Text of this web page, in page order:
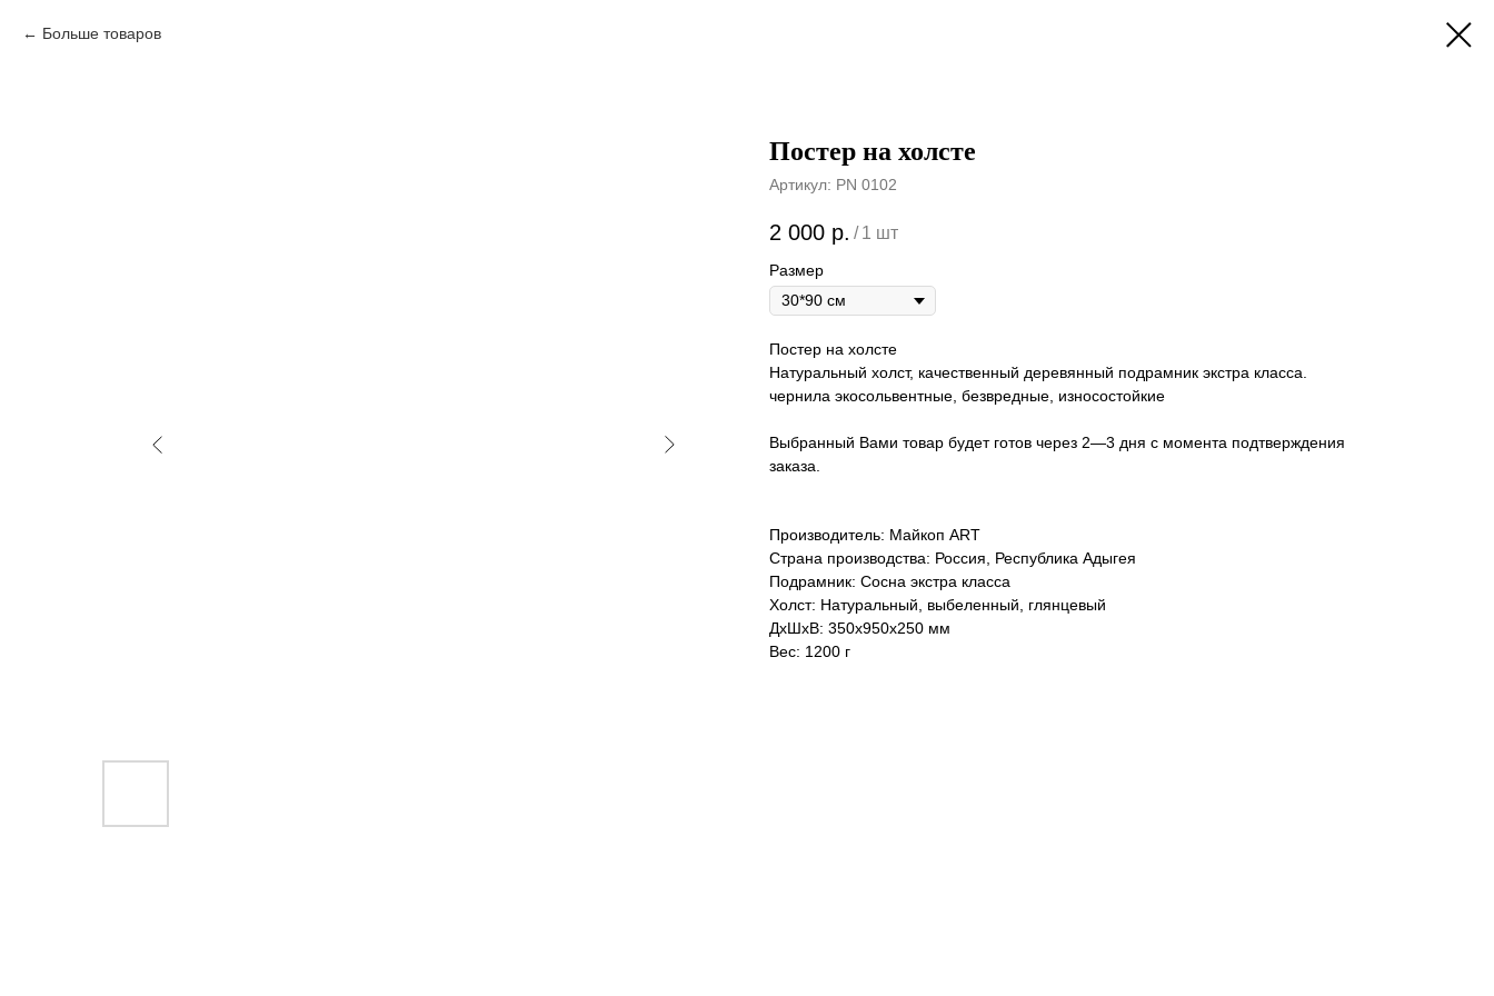
Больше товаров
Постер на холсте
Артикул: PN 0102
2 000 р. / 1 шт
Размер
Постер на холсте
Натуральный холст, качественный деревянный подрамник экстра класса.
чернила экосольвентные, безвредные, износостойкие
Выбранный Вами товар будет готов через 2—3 дня с момента подтверждения
заказа.
Производитель: Майкоп ART
Страна производства: Россия, Республика Адыгея
Подрамник: Сосна экстра класса
Холст: Натуральный, выбеленный, глянцевый
ДxШxВ: 350x950x250 мм
Вес: 1200 г